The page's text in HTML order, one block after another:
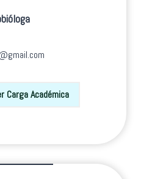
Carga Académica